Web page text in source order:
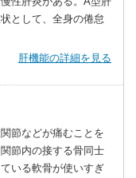
として、全身の倦怠
肝機能の詳細を見る
節などが痛むことを
節内の接する骨同士
いる軟骨が使いすぎ